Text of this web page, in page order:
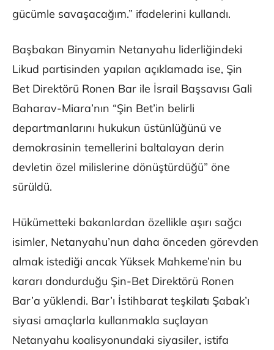
gücümle savaşacağım.” ifadelerini kullandı.
Başbakan Binyamin Netanyahu liderliğindeki
Likud partisinden yapılan açıklamada ise, Şin
Bet Direktörü Ronen Bar ile İsrail Başsavısı Gali
Baharav-Miara’nın “Şin Bet’in belirli
departmanlarını hukukun üstünlüğünü ve
demokrasinin temellerini baltalayan derin
devletin özel milislerine dönüştürdüğü” öne
sürüldü.
Hükümetteki bakanlardan özellikle aşırı sağcı
isimler, Netanyahu’nun daha önceden görevden
almak istediği ancak Yüksek Mahkeme’nin bu
kararı dondurduğu Şin-Bet Direktörü Ronen
Bar’a yüklendi. Bar’ı İstihbarat teşkilatı Şabak’ı
siyasi amaçlarla kullanmakla suçlayan
Netanyahu koalisyonundaki siyasiler, istifa